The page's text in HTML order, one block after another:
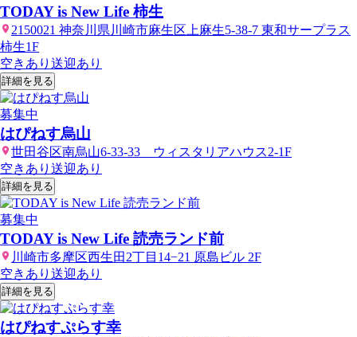
TODAY is New Life 柿生
2150021 神奈川県川崎市麻生区上麻生5-38-7 東和サープラス
柿生1F
空きあり 送迎あり
詳細を見る
募集中
はぴねす烏山
世田谷区南烏山6-33-33 ウィスタリアハウス2-1F
空きあり 送迎あり
詳細を見る
募集中
TODAY is New Life 読売ランド前
川崎市多摩区西生田2丁目14−21 原島ビル 2F
空きあり 送迎あり
詳細を見る
はぴねすぷらす幸